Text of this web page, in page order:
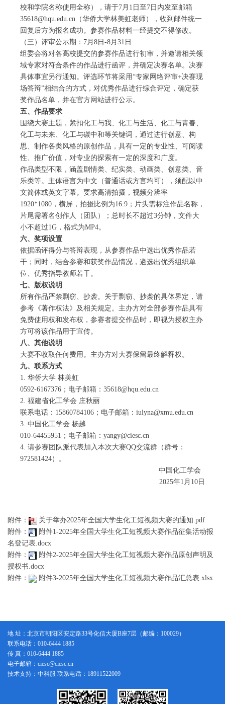
校和学院名称使用全称），请于7月1日至7日内发至邮箱
35618@hqu.edu.cn（华侨大学林美虹老师），收到邮件统一
回复后方为报名成功。参赛作品材料一经提交不得修改。
（三）评审公示期：7月8日-8月31日
组委会将对各高校提交的参赛作品进行初审，并邀请相关领
域专家对符合条件的作品进行函评，并确定决赛名单。决赛
具体事宜另行通知。评选环节将采用“专家网络评审+决赛现
场答辩”相结合的方式，对优秀作品进行综合评定，确定获
奖作品名单，并在官方网站进行公示。
五、作品要求
围绕大赛主题，紧扣化工与我、化工与生活、化工与青春、
化工与未来、化工与碳中和等关键词，通过进行创意、构
思、制作各类风格的原创作品，具有一定的专业性、可阅读
性、推广价值，对专业的探索有一定的深度和广度。
作品类型不限，涵盖剧情类、纪实类、动画类、创意类、音
乐类等。主体语言为中文（普通话或方言均可），须配以中
文简体或英文字幕。要求高清拍摄，视频分辨率
1920*1080，横屏，拍摄比例为16:9；片头需标注作品名称，
片尾需署名创作人（团队）；总时长不超过3分钟，文件大
小不超过1G，格式为MP4。
六、奖项设置
依据函评得分与答辩表现，从参赛作品中选出优秀作品若
干；同时，结合参赛和获奖作品情况，遴选出优秀组织单
位、优秀指导教师若干。
七、版权说明
所有作品严禁剽窃、抄袭。关于剽窃、抄袭的具体界定，请
参考《著作权法》及相关规定。主办方对全部参赛作品具有
免费使用权和发布权，参赛者提交作品时，即视为授权主办
方可将该作品用于宣传。
八、其他说明
大赛不收取任何费用。主办方对大赛保留最终解释权。
九、联系方式
1. 华侨大学 林美虹
0592-6167376；电子邮箱：35618@hqu.edu.cn
2. 福建省化工学会 庄秋丽
联系电话：15860784106；电子邮箱： iulyna@xmu.edu.cn
3. 中国化工学会 杨越
010-64455951；电子邮箱：yangy@ciesc.cn
4. 请参赛团队派代表加入本次大赛QQ交流群（群号：
972581424）。
中国化工学会
2025年1月10日
附件：
关于举办2025年全国大学生化工短视频大赛的通知.pdf
附件：
附件1-2025年全国大学生化工短视频大赛作品征集活动报
名登记表.docx
附件：
附件2-2025年全国大学生化工短视频大赛作品原创声明及
授权书.docx
附件：
附件3-2025年全国大学生化工短视频大赛作品汇总表.xlsx
地 址：北京市朝阳区安定路33号化信大厦B座7层（邮编：100029）
联系电话：010-6444 1885
传 真：010-6444 1885
电子邮箱：ciesc@ciesc.cn
技术支持：中科服 联系电话：18911522009